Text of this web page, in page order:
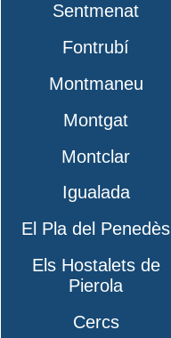
Sentmenat
Fontrubí
Montmaneu
Montgat
Montclar
Igualada
El Pla del Penedès
Els Hostalets de
Pierola
Cercs